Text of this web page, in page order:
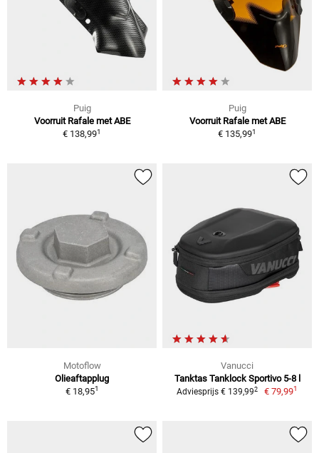
Puig
Voorruit Rafale met ABE
€ 138,991
Puig
Voorruit Rafale met ABE
€ 135,991
Motoflow
Olieaftapplug
€ 18,951
Vanucci
Tanktas Tanklock Sportivo 5-8 l
Adviesprijs € 139,992 € 79,991